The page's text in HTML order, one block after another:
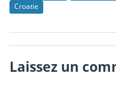
Croatie
Laissez un